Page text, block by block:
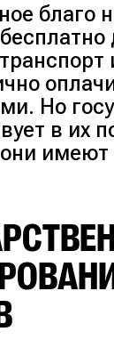
благо
Но
в их
имеют